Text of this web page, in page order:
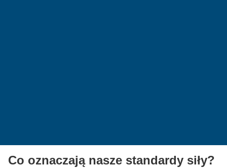
Co oznaczają nasze standardy siły?